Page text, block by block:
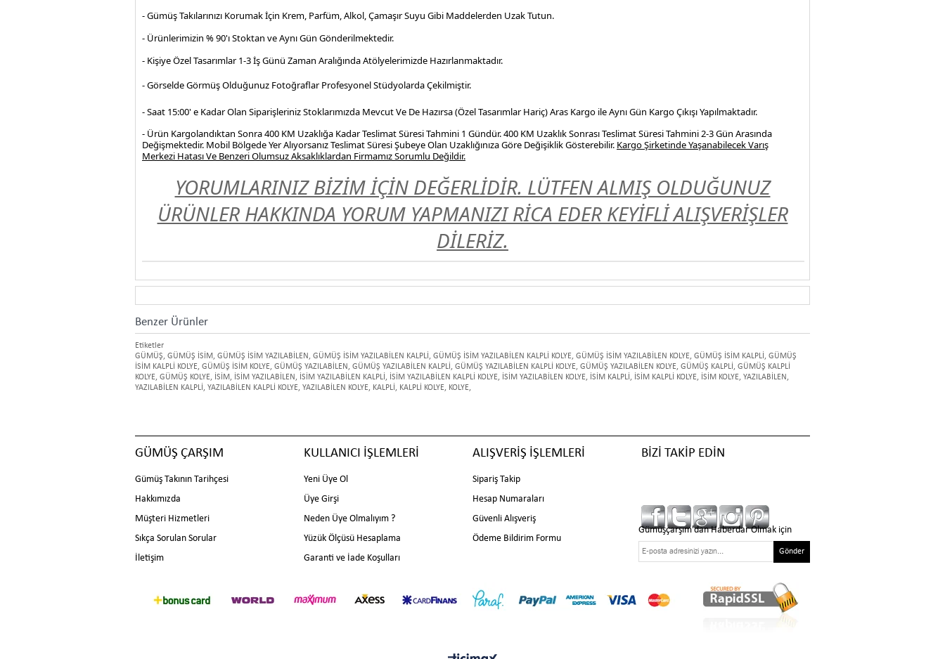
- Gümüş Takılarınızı Korumak İçin Krem, Parfüm, Alkol, Çamaşır Suyu Gibi Maddelerden Uzak Tutun.
- Ürünlerimizin % 90'ı Stoktan ve Aynı Gün Gönderilmektedir.
- Kişiye Özel Tasarımlar 1-3 İş Günü Zaman Aralığında Atölyelerimizde Hazırlanmaktadır.
- Görselde Görmüş Olduğunuz Fotoğraflar ProfesyonelStüdyolarda Çekilmiştir.
- Saat 15:00' e Kadar Olan Siparişleriniz Stoklarımızda Mevcut Ve De Hazırsa (Özel Tasarımlar Hariç) Aras Kargo ile Aynı Gün Kargo Çıkışı Yapılmaktadır.
- Ürün Kargolandıktan Sonra 400 KM Uzaklığa Kadar Teslimat Süresi Tahmini 1 Gündür. 400 KM Uzaklık Sonrası Teslimat Süresi Tahmini 2-3 Gün Arasında
Değişmektedir. Mobil Bölgede Yer Alıyorsanız Teslimat Süresi Şubeye Olan Uzaklığınıza Göre Değişiklik Gösterebilir. Kargo Şirketinde Yaşanabilecek Varış
Merkezi Hatası Ve Benzeri Olumsuz Aksaklıklardan Firmamız Sorumlu Değildir.
YORUMLARINIZ BİZİM İÇİN DEĞERLİDİR. LÜTFEN ALMIŞ OLDUĞUNUZ
ÜRÜNLER HAKKINDA YORUM YAPMANIZI RİCA EDER KEYİFLİ ALIŞVERİŞLER
DİLERİZ.
Benzer Ürünler
Etiketler
GÜMÜŞ, GÜMÜŞ İSİM, GÜMÜŞ İSİM YAZILABİLEN , GÜMÜŞ İSİM YAZILABİLEN KALPLİ , GÜMÜŞ İSİM YAZILABİLEN KALPLİ KOLYE, GÜMÜŞ İSİM YAZILABİLEN KOLYE, GÜMÜŞ İSİM KALPLİ , GÜMÜŞ
İSİM KALPLİ KOLYE, GÜMÜŞ İSİM KOLYE, GÜMÜŞ YAZILABİLEN , GÜMÜŞ YAZILABİLEN KALPLİ , GÜMÜŞ YAZILABİLEN KALPLİ KOLYE, GÜMÜŞ YAZILABİLEN KOLYE, GÜMÜŞ KALPLİ , GÜMÜŞ KALPLİ
KOLYE, GÜMÜŞ KOLYE, İSİM, İSİM YAZILABİLEN , İSİM YAZILABİLEN KALPLİ , İSİM YAZILABİLEN KALPLİ KOLYE, İSİM YAZILABİLEN KOLYE, İSİM KALPLİ , İSİM KALPLİ KOLYE, İSİM KOLYE, YAZILABİLEN ,
YAZILABİLEN KALPLİ , YAZILABİLEN KALPLİ KOLYE, YAZILABİLEN KOLYE, KALPLİ , KALPLİ KOLYE, KOLYE,
Gümüşçarşım'dan Haberdar Olmak için
Gönder
GÜMÜŞ ÇARŞIM
Gümüş Takının Tarihçesi
Hakkımızda
Müşteri Hizmetleri
Sıkça Sorulan Sorular
İletişim
KULLANICI İŞLEMLERİ
Yeni Üye Ol
Üye Girşi
Neden Üye Olmalıyım ?
Yüzük Ölçüsü Hesaplama
Garanti ve İade Koşulları
ALIŞVERİŞ İŞLEMLERİ
Sipariş Takip
Hesap Numaraları
Güvenli Alışveriş
Ödeme Bildirim Formu
BİZİ TAKİP EDİN